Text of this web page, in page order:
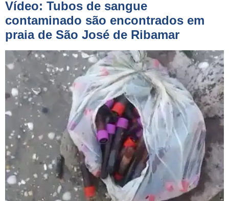
Vídeo: Tubos de sangue
contaminado são encontrados em
praia de São José de Ribamar